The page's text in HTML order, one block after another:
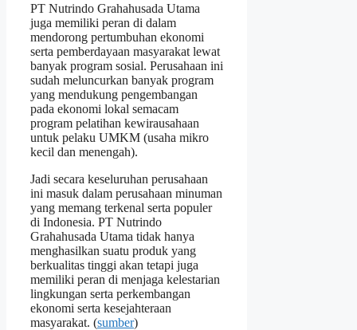
PT Nutrindo Grahahusada Utama
juga memiliki peran di dalam
mendorong pertumbuhan ekonomi
serta pemberdayaan masyarakat lewat
banyak program sosial. Perusahaan ini
sudah meluncurkan banyak program
yang mendukung pengembangan
pada ekonomi lokal semacam
program pelatihan kewirausahaan
untuk pelaku UMKM (usaha mikro
kecil dan menengah).
Jadi secara keseluruhan perusahaan
ini masuk dalam perusahaan minuman
yang memang terkenal serta populer
di Indonesia. PT Nutrindo
Grahahusada Utama tidak hanya
menghasilkan suatu produk yang
berkualitas tinggi akan tetapi juga
memiliki peran di menjaga kelestarian
lingkungan serta perkembangan
ekonomi serta kesejahteraan
masyarakat. (sumber)